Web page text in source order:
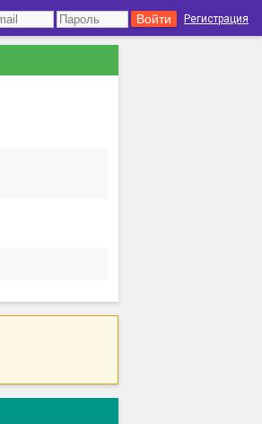
Регистрация